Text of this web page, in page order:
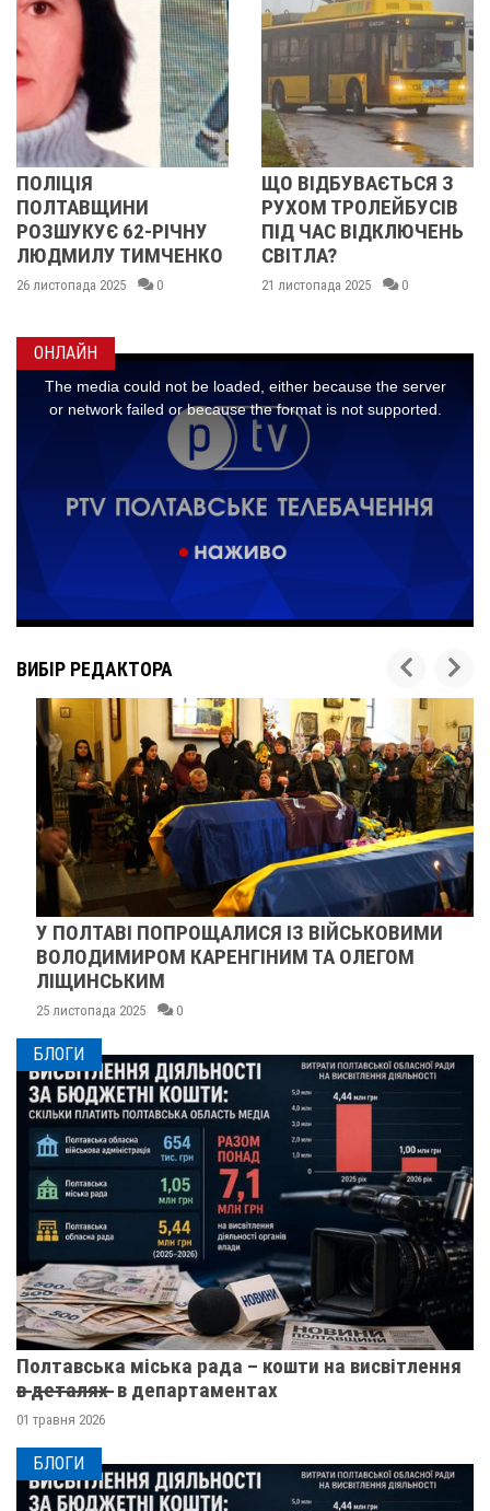
62-РІЧНУ
ТИМЧЕНКО
2025 0
ЩО ВІДБУВАЄТЬСЯ З
РУХОМ ТРОЛЕЙБУСІВ
ПІД ЧАС ВІДКЛЮЧЕНЬ
СВІТЛА?
21 листопада 2025 0
ОНЛАЙН
ВИБІР РЕДАКТОРА
У ПОЛТАВІ ПОПРОЩАЛИСЯ ІЗ ВІЙСЬКОВИМИ
ВОЛОДИМИРОМ КАРЕНГІНИМ ТА ОЛЕГОМ
ЛІЩИНСЬКИМ
25 листопада 2025 0
БЛОГИ
Полтавська міська рада – кошти на висвітлення
в̶ ̶д̶е̶т̶а̶л̶я̶х̶ ̶ в департаментах
01 травня 2026
БЛОГИ